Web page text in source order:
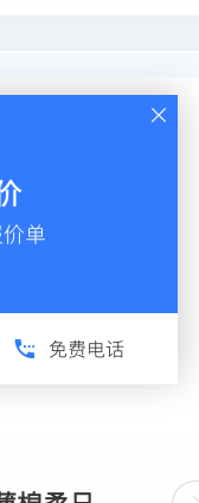
单
免费电话